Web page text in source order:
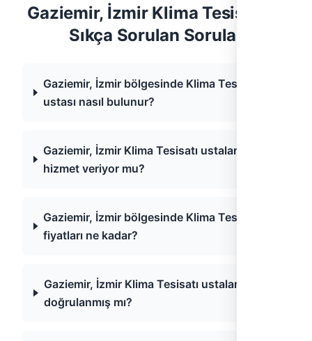
Gaziemir, İzmir Klima Tesisatı —
Sıkça Sorulan Sorular
Gaziemir, İzmir bölgesinde Klima Tesisatı
ustası nasıl bulunur?
Gaziemir, İzmir Klima Tesisatı ustaları acil
hizmet veriyor mu?
Gaziemir, İzmir bölgesinde Klima Tesisatı
fiyatları ne kadar?
Gaziemir, İzmir Klima Tesisatı ustaları
doğrulanmış mı?